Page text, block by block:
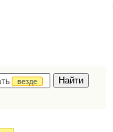
везде